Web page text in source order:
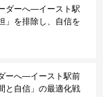
ダーへ—イースト駅
」を排除し、自信を
ーへ—イースト駅前
と自信」の最適化戦